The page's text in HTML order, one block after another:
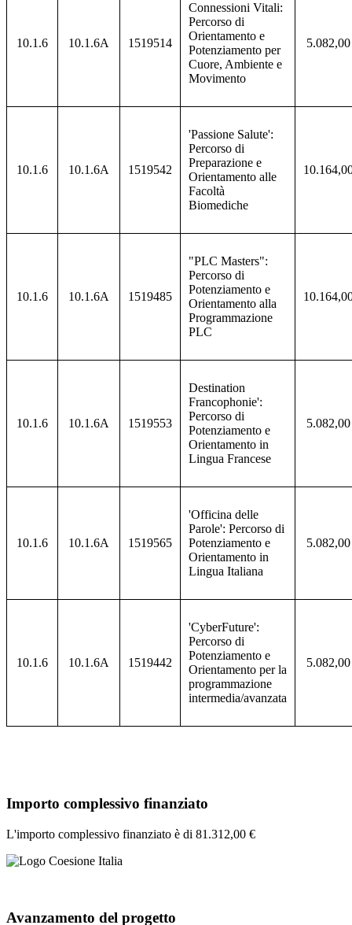
10.1.6 10.1.6A 1519514
Connessioni Vitali:
Percorso di
Orientamento e
Potenziamento per
Cuore, Ambiente e
Movimento
10.1.6 10.1.6A 1519542
'Passione Salute':
Percorso di
Preparazione e
Orientamento alle
Facoltà
Biomediche
10.1.6 10.1.6A 1519485
"PLC Masters":
Percorso di
Potenziamento e
Orientamento alla
Programmazione
PLC
10.1.6 10.1.6A 1519553
Destination
Francophonie':
Percorso di
Potenziamento e
Orientamento in
Lingua Francese
10.1.6 10.1.6A 1519565
'Officina delle
Parole': Percorso di
Potenziamento e
Orientamento in
Lingua Italiana
10.1.6 10.1.6A 1519442
'CyberFuture':
Percorso di
Potenziamento e
Orientamento per la
programmazione
intermedia/avanzata
Importo complessivo finanziato
L'importo complessivo finanziato è di 81.312,00 €
Avanzamento del progetto